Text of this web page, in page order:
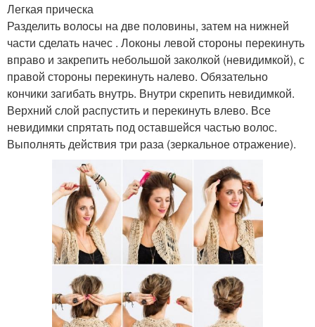
Легкая прическа
Разделить волосы на две половины, затем на нижней
части сделать начес . Локоны левой стороны перекинуть
вправо и закрепить небольшой заколкой (невидимкой), с
правой стороны перекинуть налево. Обязательно
кончики загибать внутрь. Внутри скрепить невидимкой.
Верхний слой распустить и перекинуть влево. Все
невидимки спрятать под оставшейся частью волос.
Выполнять действия три раза (зеркальное отражение).